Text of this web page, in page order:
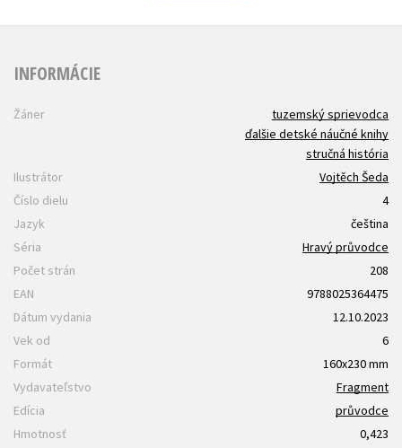
INFORMÁCIE
Žáner
tuzemský sprievodca
ďalšie detské náučné knihy
stručná história
Ilustrátor
Vojtěch Šeda
Číslo dielu
4
Jazyk
čeština
Séria
Hravý průvodce
Počet strán
208
EAN
9788025364475
Dátum vydania
12.10.2023
Vek od
6
Formát
160x230 mm
Vydavateľstvo
Fragment
Edícia
průvodce
Hmotnosť
0,423